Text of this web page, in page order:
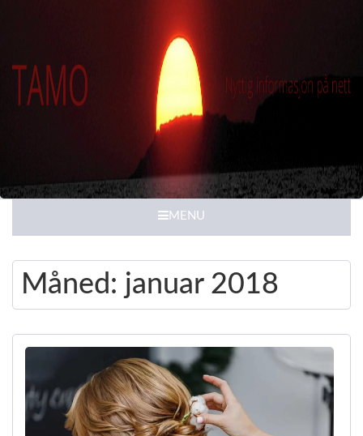
MENU
Måned: januar 2018